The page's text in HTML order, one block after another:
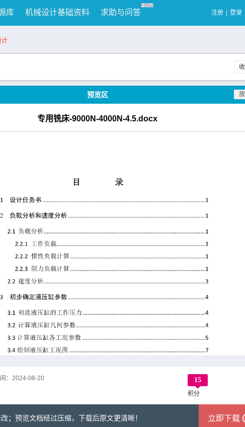
库 机械设计基础资料 求助与问答 注册 登录
计
预览区
专用铣床-9000N-4000N-4.5.docx
： 2024-08-20
15
积分
；预览文档经过压缩，下载后原文更清晰！ 立即下载